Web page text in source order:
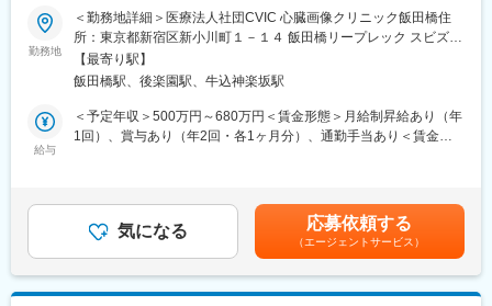
全国転勤が前提となりますので、転勤が可能な方が対象となりま
す。
※初任地確約は難しいため、ご了承くださいませ。
じて研修をご用意しています。
■現場研修（診療アシスタントや相談員業務など、現場を学んでい
ただくための研修です）
■事務長（マネージャー）研修
【キャリアパス】
囲を広げていただくなどキャリアアップも可能です。
【配属先について】
入社後は、研修拠点（ご自宅を考慮）にて配属となります。その
後、事務長として東京・神奈川のいずれかのクリニックをご担当
■業務概要
当社の医事課長として、医事課運営全般および業務改善、DX推
進、メンバーマネジメントに携わっていただきます。事務長の右
腕となり、業務の平準化や効率化をリードし、組織全体のパフォ
ーマンス向上に貢献することがミッションです。現場の課題把握
から実行まで主体的に取り組み、医事課の中核としてご活躍いた
だきます。
・医事課メンバーのシフト調整や勤怠管理、業務分担の最適化
・レセプト業務を含む医療事務業務の進捗・品質管理
・業務の属人化解消に向けた平準化施策の立案・実行
勤務地
＜勤務地詳細＞医療法人社団CVIC 心臓画像クリニック飯田橋住
所：東京都新宿区新小川町１－１４ 飯田橋リープレック スビズ
4F受動喫煙対策：敷地内全面禁煙変更の範囲：会社の定める事業
所（リモートワーク含む）
【最寄り駅】
飯田橋駅、後楽園駅、牛込神楽坂駅
給与
＜予定年収＞500万円～680万円＜賃金形態＞月給制昇給あり（年
1回）、賞与あり（年2回・各1ヶ月分）、通勤手当あり＜賃金内
律手当を含む）＜昇給有無＞有＜残業手当＞有賃金はあくまでも
目安の金額であり、選考を通じて上下する可能性があります。月
給(月額)は固定手当を含めた表記です。
気になる 応募依頼する
（エージェントサービス）